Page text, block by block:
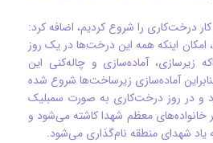
کار درخت‌کاری را شروع کردیم، اضافه کرد:
اینکه همه این درخت‌ها در یک روز
زیرسازی، آماده‌سازی و چاله‌کنی این
آماده‌سازی زیرساخت‌ها شروع شده
در روز درخت‌کاری به صورت سمبلیک
با حضور خانواده‌های معظم شهدا کاشته می‌شود و